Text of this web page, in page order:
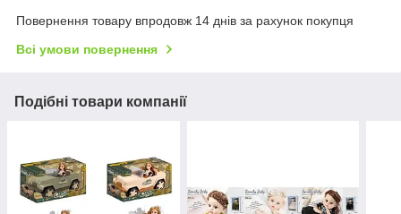
Повернення товару впродовж 14 днів за рахунок покупця
Всі умови повернення
Подібні товари компанії